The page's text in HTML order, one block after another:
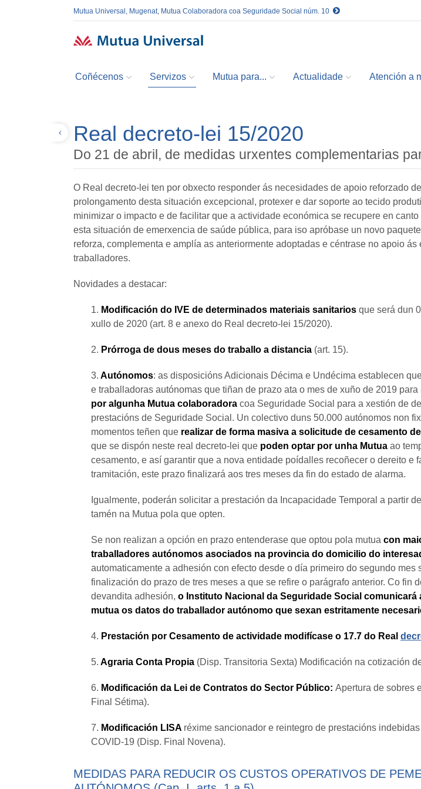
Mutua Universal, Mugenat, Mutua Colaboradora coa Seguridade Social núm. 10
Coñécenos Servizos Mutua para... Actualidade Atención a
Real decreto-lei 15/2020
Do 21 de abril, de medidas urxentes complementarias
O Real decreto-lei ten por obxecto responder ás necesidades de apoio reforzado
prolongamento desta situación excepcional, protexer e dar soporte ao tecido
minimizar o impacto e de facilitar que a actividade económica se recupere en
esta situación de emerxencia de saúde pública, para iso apróbase un novo
reforza, complementa e amplía as anteriormente adoptadas e céntrase no apoio ás
traballadores.
Novidades a destacar:
1. Modificación do IVE de determinados materiais sanitarios que será dun
xullo de 2020 (art. 8 e anexo do Real decreto-lei 15/2020).
2. Prórroga de dous meses do traballo a distancia (art. 15).
3. Autónomos: as disposicións Adicionais Décima e Undécima establecen
e traballadoras autónomas que tiñan de prazo ata o mes de xuño de 2019 para
por algunha Mutua colaboradora coa Seguridade Social para a xestión de
prestacións de Seguridade Social. Un colectivo duns 50.000 autónomos non
momentos teñen que realizar de forma masiva a solicitude de cesamento
que se dispón neste real decreto-lei que poden optar por unha Mutua ao
cesamento, e así garantir que a nova entidade poídalles recoñecer o dereito e
tramitación, este prazo finalizará aos tres meses da fin do estado de alarma.
Igualmente, poderán solicitar a prestación da Incapacidade Temporal a partir
tamén na Mutua pola que opten.
Se non realizan a opción en prazo entenderase que optou pola mutua con
traballadores autónomos asociados na provincia do domicilio do
automaticamente a adhesión con efecto desde o día primeiro do segundo mes
finalización do prazo de tres meses a que se refire o parágrafo anterior. Co fin
devandita adhesión, o Instituto Nacional da Seguridade Social comunicará
mutua os datos do traballador autónomo que sexan estritamente
4. Prestación por Cesamento de actividade modifícase o 17.7 do Real
5. Agraria Conta Propia (Disp. Transitoria Sexta) Modificación na cotización
6. Modificación da Lei de Contratos do Sector Público: Apertura de sobres
Final Sétima).
7. Modificación LISA réxime sancionador e reintegro de prestacións
COVID-19 (Disp. Final Novena).
MEDIDAS PARA REDUCIR OS CUSTOS OPERATIVOS DE